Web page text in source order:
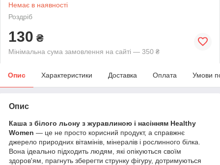
Немає в наявності
Роздріб
130 ₴
Мінімальна сума замовлення на сайті — 350 ₴
Опис Характеристики Доставка Оплата Умови
Опис
Каша з білого льону з журавлиною і насінням Healthy
Women — це не просто корисний продукт, а справжнє
джерело природних вітамінів, мінералів і рослинного білка.
Вона ідеально підходить людям, які опікуються своїм
здоров'ям, прагнуть зберегти струнку фігуру, дотримуються